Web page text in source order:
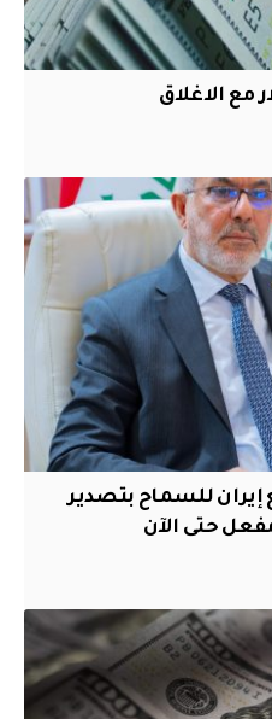
مع الاغلاق
إيران للسماح بتصدير
حتى الآن